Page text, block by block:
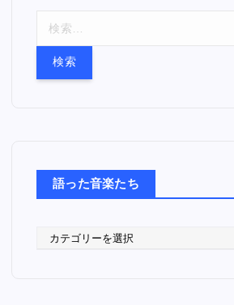
語った音楽たち